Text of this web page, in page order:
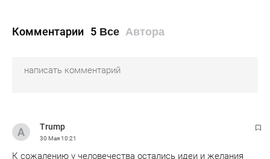
Комментарии 5 Все Автора
Trump
30 Мая10:21
К сожалению у человечества остались идеи и желания